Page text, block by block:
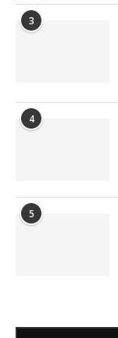
3
4
5